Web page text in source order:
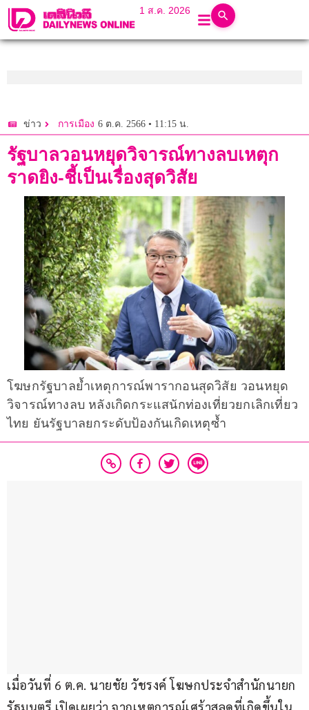
1 ส.ค. 2026
ข่าว การเมือง 6 ต.ค. 2566 • 11:15 น.
รัฐบาลวอนหยุดวิจารณ์ทางลบเหตุก
ราดยิง-ชี้เป็นเรื่องสุดวิสัย
โฆษกรัฐบาลย้ำเหตุการณ์พารากอนสุดวิสัย วอนหยุด
วิจารณ์ทางลบ หลังเกิดกระแสนักท่องเที่ยวยกเลิกเที่ยว
ไทย ยันรัฐบาลยกระดับป้องกันเกิดเหตุซ้ำ
เมื่อวันที่ 6 ต.ค. นายชัย วัชรงค์ โฆษกประจำสำนักนายก